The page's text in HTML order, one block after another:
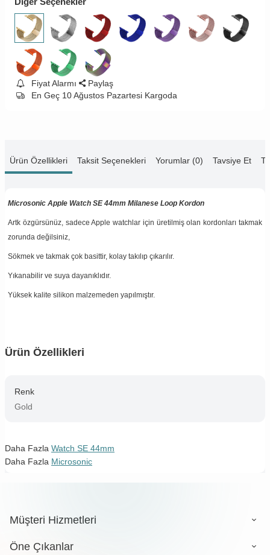
Fiyat Alarmı
Paylaş
En Geç 10 Ağustos Pazartesi Kargoda
Ürün Özellikleri Taksit Seçenekleri Yorumlar (0) Tavsiye Et
Microsonic Apple Watch SE 44mm Milanese Loop Kordon
Artk özgürsünüz, sadece Apple watchlar için üretilmiş olan kordonları takmak
zorunda değilsiniz,
Sökmek ve takmak çok basittir, kolay takılıp çıkarılır.
Yıkanabilir ve suya dayanıklıdır.
Yüksek kalite silikon malzemeden yapılmıştır.
Ürün Özellikleri
Renk
Gold
Daha Fazla Watch SE 44mm
Daha Fazla Microsonic
Müşteri Hizmetleri
Öne Çıkanlar